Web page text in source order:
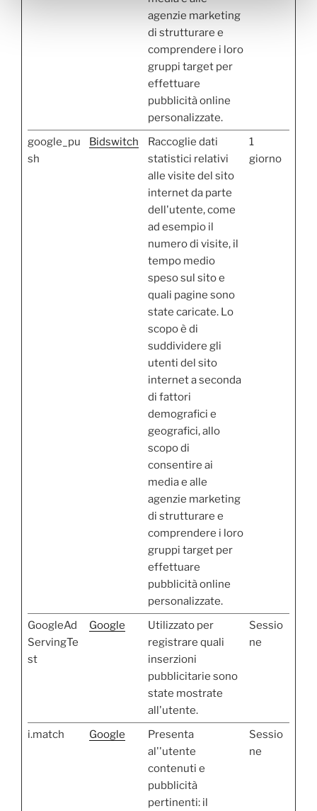
agenzie marketing
di strutturare e
comprendere i loro
gruppi target per
effettuare
pubblicità online
personalizzate.
google_pu
sh
Bidswitch
Raccoglie dati
statistici relativi
alle visite del sito
internet da parte
dell'utente, come
ad esempio il
numero di visite, il
tempo medio
speso sul sito e
quali pagine sono
state caricate. Lo
scopo è di
suddividere gli
utenti del sito
internet a seconda
di fattori
demografici e
geografici, allo
scopo di
consentire ai
media e alle
agenzie marketing
di strutturare e
comprendere i loro
gruppi target per
effettuare
pubblicità online
personalizzate.
1
giorno
GoogleAd
ServingTe
st
Google
Utilizzato per
registrare quali
inserzioni
pubblicitarie sono
state mostrate
all'utente.
Sessio
ne
i.match Google
Presenta
al''utente
contenuti e
pubblicità
pertinenti: il
Sessio
ne